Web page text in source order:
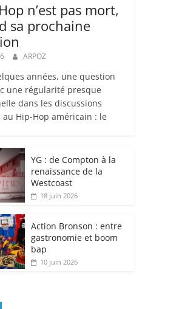
n’est pas mort,
sa prochaine
ARPOZ
années, une question
une régularité presque
dans les discussions
au Hip-Hop américain : le
YG : de Compton à la
renaissance de la
Westcoast
18 juin 2026
Action Bronson : entre
gastronomie et boom
bap
10 juin 2026